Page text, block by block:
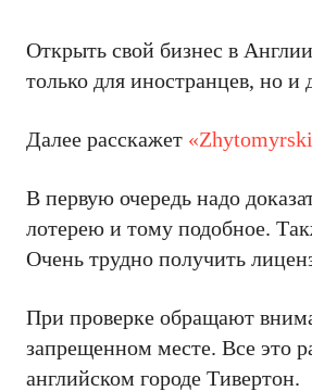
Открыть свой бизнес в
только для иностранцев, но и
Далее расскажет
В первую очередь надо
лотерею и тому подобное.
Очень трудно получить
При проверке обращают
запрещенном месте. Все это
английском городе Тивертон.